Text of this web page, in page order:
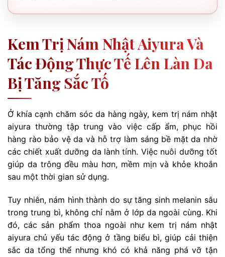
Kem Trị Nám Nhật Aiyura Và
Tác Động Thực Tế Lên Làn Da
Bị Tăng Sắc Tố
Ở khía cạnh chăm sóc da hàng ngày, kem trị nám nhật
aiyura thường tập trung vào việc cấp ẩm, phục hồi
hàng rào bảo vệ da và hỗ trợ làm sáng bề mặt da nhờ
các chiết xuất dưỡng da lành tính. Việc nuôi dưỡng tốt
giúp da trông đều màu hơn, mềm mịn và khỏe khoắn
sau một thời gian sử dụng.
Tuy nhiên, nám hình thành do sự tăng sinh melanin sâu
trong trung bì, không chỉ nằm ở lớp da ngoài cùng. Khi
đó, các sản phẩm thoa ngoài như kem trị nám nhật
aiyura chủ yếu tác động ở tầng biểu bì, giúp cải thiện
sắc da tổng thể nhưng khó có khả năng phá vỡ tận